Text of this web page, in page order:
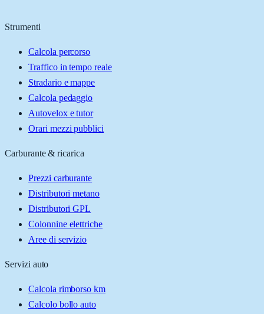
Strumenti
Calcola percorso
Traffico in tempo reale
Stradario e mappe
Calcola pedaggio
Autovelox e tutor
Orari mezzi pubblici
Carburante & ricarica
Prezzi carburante
Distributori metano
Distributori GPL
Colonnine elettriche
Aree di servizio
Servizi auto
Calcola rimborso km
Calcolo bollo auto